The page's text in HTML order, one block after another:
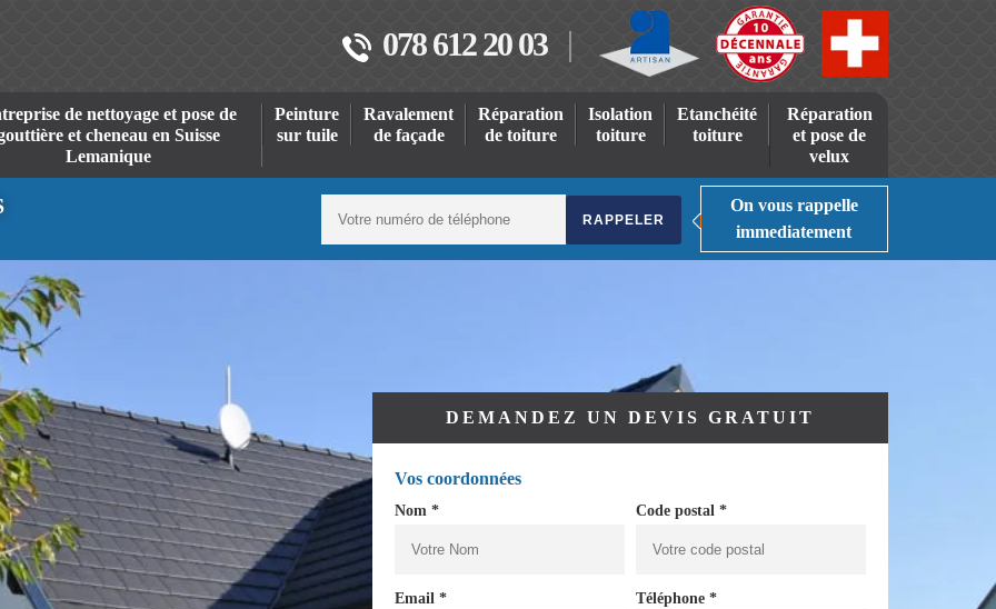
078 612 20 03
de nettoyage et pose de
et cheneau en Suisse
Lemanique
Peinture
sur tuile
Ravalement
de façade
Réparation
de toiture
Isolation
toiture
Etanchéité
toiture
Réparation
et pose de
velux
On vous rappelle
immediatement
DEMANDEZ UN DEVIS GRATUIT
Vos coordonnées
Nom * Code postal *
Email * Téléphone *